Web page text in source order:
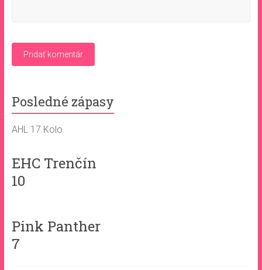
Posledné zápasy
AHL 17.Kolo
EHC Trenčín
10
Pink Panther
7